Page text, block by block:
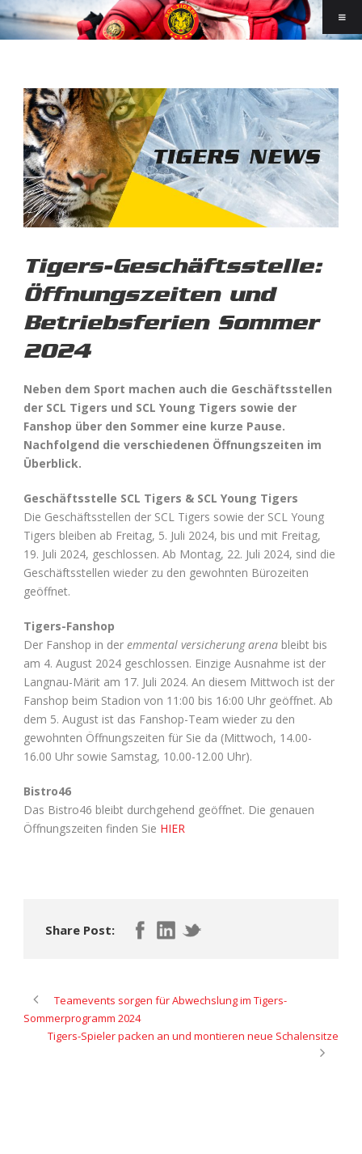
Tigers-Geschäftsstelle:
Öffnungszeiten und
Betriebsferien Sommer
2024
Neben dem Sport machen auch die Geschäftsstellen
der SCL Tigers und SCL Young Tigers sowie der
Fanshop über den Sommer eine kurze Pause.
Nachfolgend die verschiedenen Öffnungszeiten im
Überblick.
Geschäftsstelle SCL Tigers & SCL Young Tigers
Die Geschäftsstellen der SCL Tigers sowie der SCL Young
Tigers bleiben ab Freitag, 5. Juli 2024, bis und mit Freitag,
19. Juli 2024, geschlossen. Ab Montag, 22. Juli 2024, sind die
Geschäftsstellen wieder zu den gewohnten Bürozeiten
geöffnet.
Tigers-Fanshop
Der Fanshop in der emmental versicherung arena bleibt bis
am 4. August 2024 geschlossen. Einzige Ausnahme ist der
Langnau-Märit am 17. Juli 2024. An diesem Mittwoch ist der
Fanshop beim Stadion von 11:00 bis 16:00 Uhr geöffnet. Ab
dem 5. August ist das Fanshop-Team wieder zu den
gewohnten Öffnungszeiten für Sie da (Mittwoch, 14.00-
16.00 Uhr sowie Samstag, 10.00-12.00 Uhr).
Bistro46
Das Bistro46 bleibt durchgehend geöffnet. Die genauen
Öffnungszeiten finden Sie HIER
Share Post:
Teamevents sorgen für Abwechslung im Tigers-
Sommerprogramm 2024
Tigers-Spieler packen an und montieren neue Schalensitze